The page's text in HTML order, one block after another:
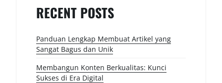
RECENT POSTS
Panduan Lengkap Membuat Artikel yang
Sangat Bagus dan Unik
Membangun Konten Berkualitas: Kunci
Sukses di Era Digital